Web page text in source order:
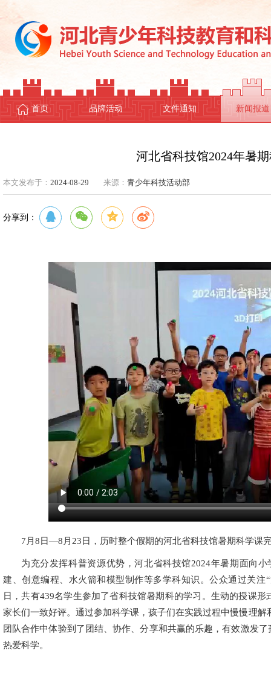
首页 品牌活动 文件通知 新闻报道
河北省科技馆2024年暑
本文发布于： 2024-08-29 来源： 青少年科技活动部
分享到：
7月8日—8月23日，历时整个假期的河北省科技馆暑期科学课
为充分发挥科普资源优势，河北省科技馆2024年暑期面向
建、创意编程、水火箭和模型制作等多学科知识。公众通过关
日，共有439名学生参加了省科技馆暑期科的学习。生动的授课
家长们一致好评。通过参加科学课，孩子们在实践过程中慢慢理
团队合作中体验到了团结、协作、分享和共赢的乐趣，有效激发
热爱科学。